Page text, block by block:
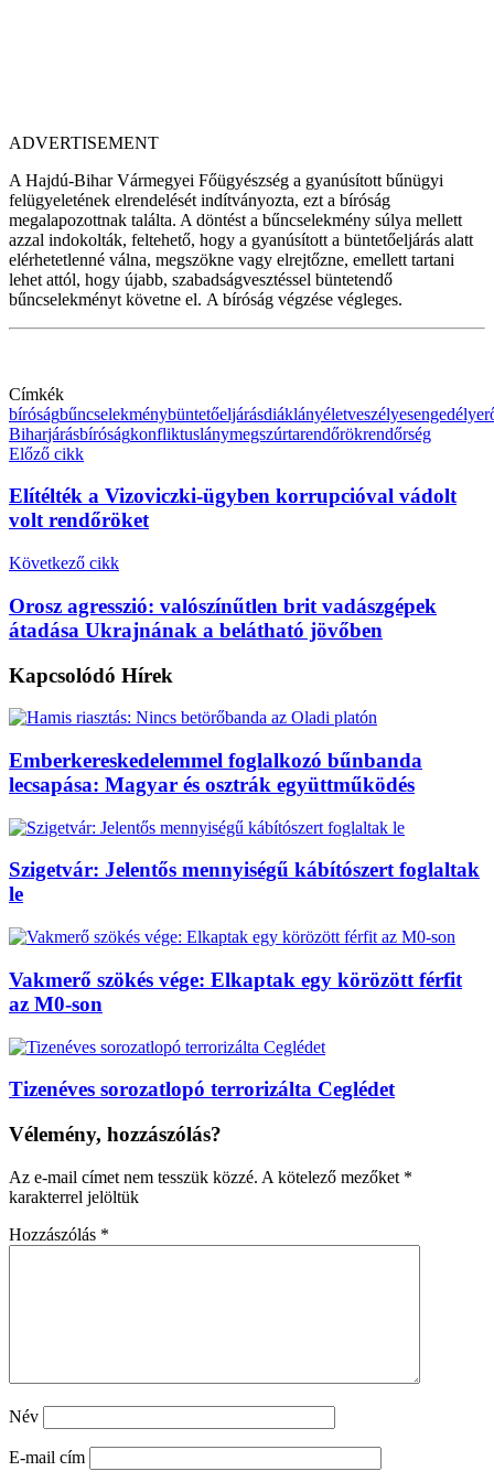
ADVERTISEMENT
A Hajdú-Bihar Vármegyei Főügyészség a gyanúsított bűnügyi
felügyeletének elrendelését indítványozta, ezt a bíróság
megalapozottnak találta. A döntést a bűncselekmény súlya mellett
azzal indokolták, feltehető, hogy a gyanúsított a büntetőeljárás alatt
elérhetetlenné válna, megszökne vagy elrejtőzne, emellett tartani
lehet attól, hogy újabb, szabadságvesztéssel büntetendő
bűncselekményt követne el. A bíróság végzése végleges.
Címkék
bíróságbűncselekménybüntetőeljárásdiáklányéletveszélyesengedély
Biharjárásbíróságkonfliktuslánymegszúrtarendőrökrendőrség
Előző cikk
Elítélték a Vizoviczki-ügyben korrupcióval vádolt
volt rendőröket
Következő cikk
Orosz agresszió: valószínűtlen brit vadászgépek
átadása Ukrajnának a belátható jövőben
Kapcsolódó Hírek
Emberkereskedelemmel foglalkozó bűnbanda
lecsapása: Magyar és osztrák együttműködés
Szigetvár: Jelentős mennyiségű kábítószert foglaltak
le
Vakmerő szökés vége: Elkaptak egy körözött férfit
az M0-son
Tizenéves sorozatlopó terrorizálta Ceglédet
Vélemény, hozzászólás?
Az e-mail címet nem tesszük közzé. A kötelező mezőket *
karakterrel jelöltük
Hozzászólás *
Név
E-mail cím